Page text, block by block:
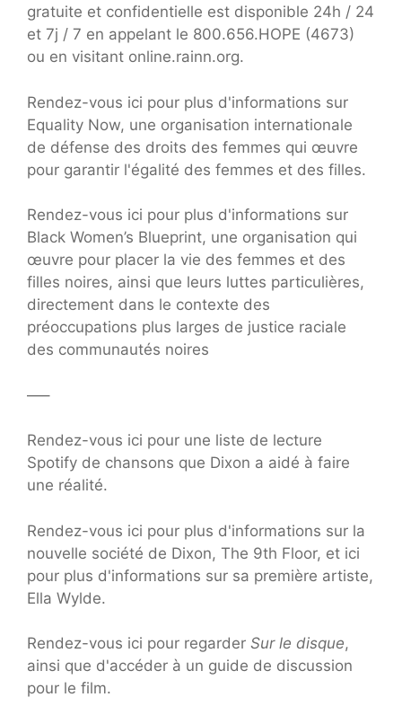
gratuite et confidentielle est disponible 24h / 24
et 7j / 7 en appelant le 800.656.HOPE (4673)
ou en visitant online.rainn.org.
Rendez-vous ici pour plus d'informations sur
Equality Now, une organisation internationale
de défense des droits des femmes qui œuvre
pour garantir l'égalité des femmes et des filles.
Rendez-vous ici pour plus d'informations sur
Black Women’s Blueprint, une organisation qui
œuvre pour placer la vie des femmes et des
filles noires, ainsi que leurs luttes particulières,
directement dans le contexte des
préoccupations plus larges de justice raciale
des communautés noires
—–
Rendez-vous ici pour une liste de lecture
Spotify de chansons que Dixon a aidé à faire
une réalité.
Rendez-vous ici pour plus d'informations sur la
nouvelle société de Dixon, The 9th Floor, et ici
pour plus d'informations sur sa première artiste,
Ella Wylde.
Rendez-vous ici pour regarder Sur le disque,
ainsi que d'accéder à un guide de discussion
pour le film.